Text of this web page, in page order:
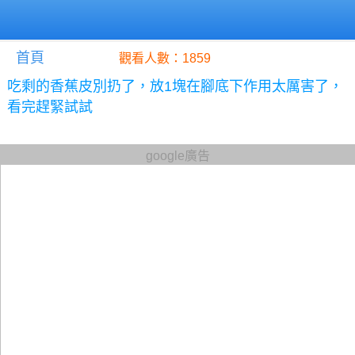
首頁 觀看人數：1859
吃剩的香蕉皮別扔了，放1塊在腳底下作用太厲害了，
看完趕緊試試
google廣告